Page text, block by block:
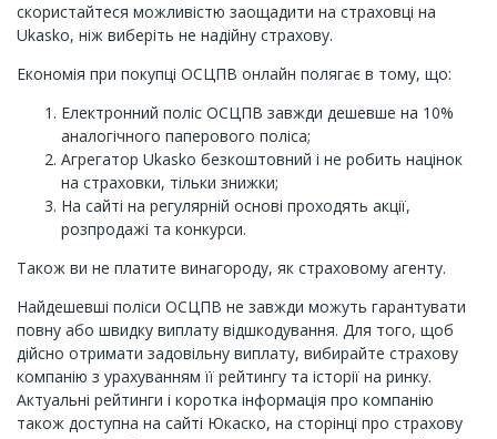
скористайтеся можливістю заощадити на страховці на
Ukasko, ніж виберіть не надійну страхову.
Економія при покупці ОСЦПВ онлайн полягає в тому, що:
Електронний поліс ОСЦПВ завжди дешевше на 10%
аналогічного паперового поліса;
Агрегатор Ukasko безкоштовний і не робить націнок
на страховки, тільки знижки;
На сайті на регулярній основі проходять акції,
розпродажі та конкурси.
Також ви не платите винагороду, як страховому агенту.
Найдешевші поліси ОСЦПВ не завжди можуть гарантувати
повну або швидку виплату відшкодування. Для того, щоб
дійсно отримати задовільну виплату, вибирайте страхову
компанію з урахуванням її рейтингу та історії на ринку.
Актуальні рейтинги і коротка інформація про компанію
також доступна на сайті Юкаско, на сторінці про страхову